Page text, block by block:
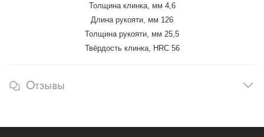
Толщина клинка, мм 4,6
Длина рукояти, мм 126
Толщина рукояти, мм 25,5
Твёрдость клинка, HRC 56
Отзывы